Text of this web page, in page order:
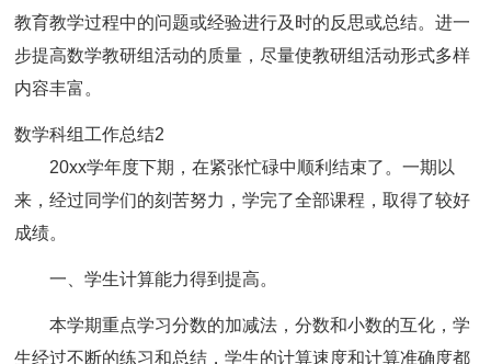
教育教学过程中的问题或经验进行及时的反思或总结。进一
步提高数学教研组活动的质量，尽量使教研组活动形式多样
内容丰富。
数学科组工作总结2
20xx学年度下期，在紧张忙碌中顺利结束了。一期以
来，经过同学们的刻苦努力，学完了全部课程，取得了较好
成绩。
一、学生计算能力得到提高。
本学期重点学习分数的加减法，分数和小数的互化，学
生经过不断的练习和总结，学生的计算速度和计算准确度都